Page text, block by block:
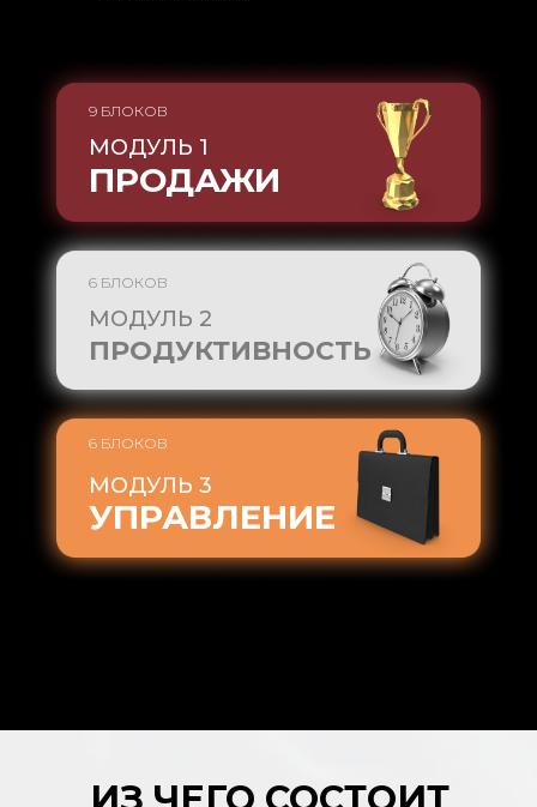
9 БЛОКОВ
МОДУЛЬ 1
ПРОДАЖИ
ПРОДУКТИВНОСТЬ
МОДУЛЬ 2
6 БЛОКОВ
УПРАВЛЕНИЕ
МОДУЛЬ 3
6 БЛОКОВ